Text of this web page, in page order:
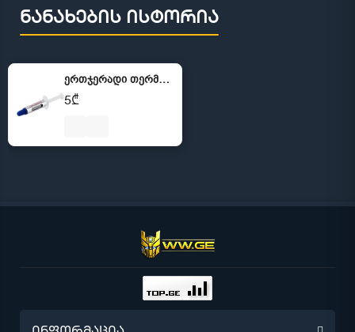
ნანახების ისტორია
ერთჯერადი თერმოპასტა პროცესორისთვის
5₾